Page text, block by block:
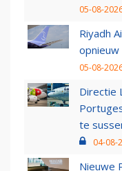
05-08-
Riyadh
05-08-
Directie
te
04-08-
Nieuwe